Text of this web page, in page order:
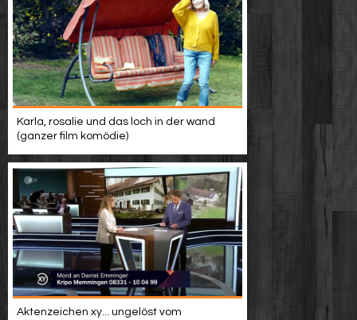
Karla, rosalie und das loch in der wand
(ganzer film komödie)
Aktenzeichen xy... ungelöst vom